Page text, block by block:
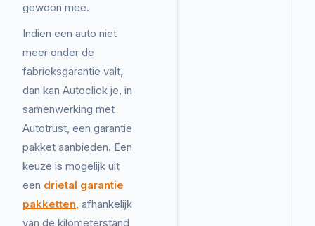
gewoon mee.
Indien een auto niet
meer onder de
fabrieksgarantie valt,
dan kan Autoclick je, in
samenwerking met
Autotrust, een garantie
pakket aanbieden. Een
keuze is mogelijk uit
een drietal garantie
pakketten, afhankelijk
van de kilometerstand